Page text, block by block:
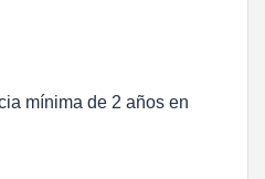
mínima de 2 años en